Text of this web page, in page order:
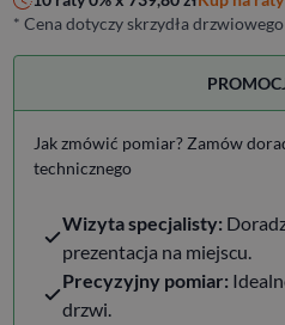
* Cena dotyczy skrzydła
Jak zmówić pomiar? Zamów
technicznego
Wizyta specjalisty:
prezentacja na miejscu.
Precyzyjny pomiar:
drzwi.